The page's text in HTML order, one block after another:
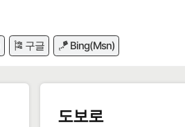
🎏 구글 🪁 Bing(Msn)
도보로